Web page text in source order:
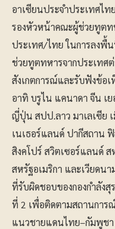
อาเซียนประจำประเทศไ
รองหัวหน้าคณะผู้ช่วยทูตท
ประเทศ/ไทย ในการลงพื้
ช่วยทูตทหารจากประเทศต่
สังเกตการณ์และรับฟังข้อ
อาทิ บรูไน แคนาดา จีน เ
ญี่ปุ่น สปป.ลาว มาเลเซีย
เนเธอร์แลนด์ ปากีสถาน
สิงคโปร์ สวิตเซอร์แลนด์
สหรัฐอเมริกา และเวียดน
ที่รับผิดชอบของกองกำลัง
ที่ 2 เพื่อติดตามสถานการ
แนวชายแดนไทย–กัมพูชา